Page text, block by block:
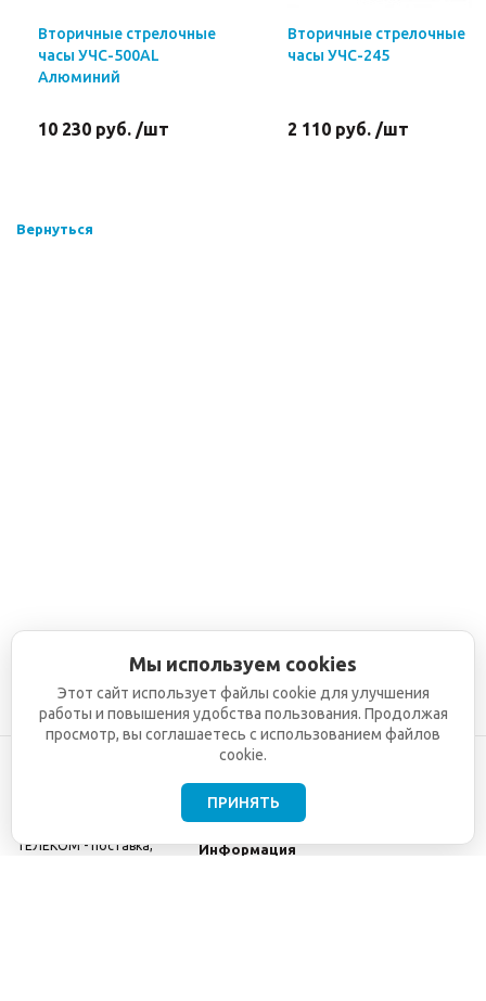
Вторичные стрелочные
часы УЧС-500AL
Алюминий
10 230 руб. /шт
Вторичные стрелочные
часы УЧС-245
2 110 руб. /шт
Вернуться
ТЕЛЕКОМ - поставка,
Информация
Мы используем cookies
Этот сайт использует файлы cookie для улучшения
работы и повышения удобства пользования. Продолжая
просмотр, вы соглашаетесь с использованием файлов
cookie.
ПРИНЯТЬ